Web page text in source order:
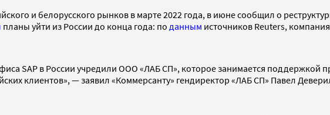
и белорусского рынков в марте 2022 года, в июне сообщил о
планы уйти из России до конца года: по данным источников Reuters,
SAP в России учредили ООО «ЛАБ СП», которое занимается поддержкой
клиентов», — заявил «Коммерсанту» гендиректор «ЛАБ СП» Павел